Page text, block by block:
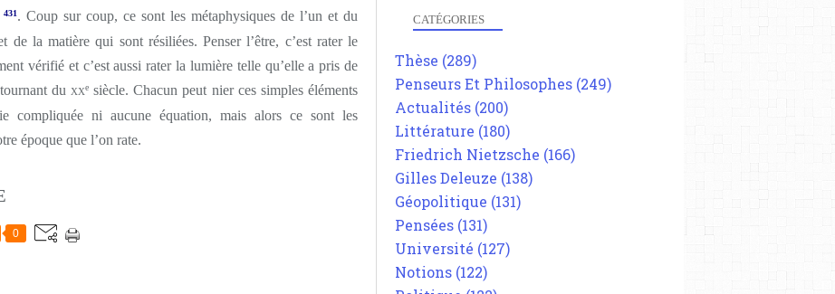
431. Coup sur coup, ce sont les métaphysiques de l’un et du
de la matière qui sont résiliées. Penser l’être, c’est rater le
vérifié et c’est aussi rater la lumière telle qu’elle a pris de
du xxe siècle. Chacun peut nier ces simples éléments
compliquée ni aucune équation, mais alors ce sont les
époque que l’on rate.
0
CATÉGORIES
Thèse (289)
Penseurs Et Philosophes (249)
Actualités (200)
Littérature (180)
Friedrich Nietzsche (166)
Gilles Deleuze (138)
Géopolitique (131)
Pensées (131)
Université (127)
Notions (122)